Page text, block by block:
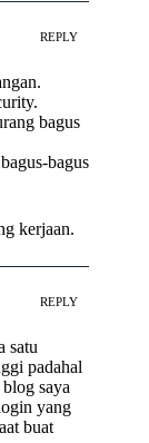
REPLY
bagus
bagus
kerjaan.
REPLY
satu
padahal
saya
yang
buat